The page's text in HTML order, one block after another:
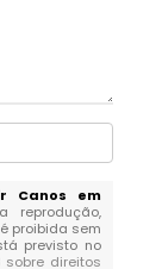
Canos em
reprodução,
proibida sem
previsto no
sobre direitos